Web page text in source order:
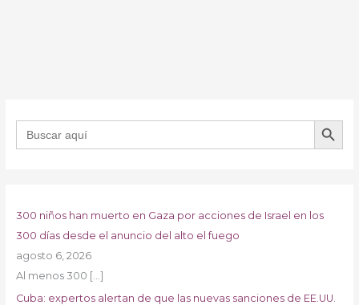
Buscar: BOTÓN DE
300 niños han muerto en Gaza por acciones de Israel en los
300 días desde el anuncio del alto el fuego
agosto 6, 2026
Al menos 300 […]
Cuba: expertos alertan de que las nuevas sanciones de EE.UU.